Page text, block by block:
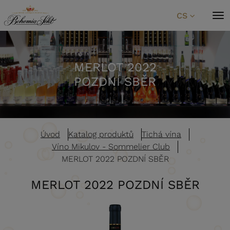
Přeskočit na obsah
CS
MERLOT 2022
POZDNÍ SBĚR
Úvod Katalog produktů
Tichá vína
Víno Mikulov - Sommelier Club
MERLOT 2022 POZDNÍ SBĚR
MERLOT 2022 POZDNÍ SBĚR